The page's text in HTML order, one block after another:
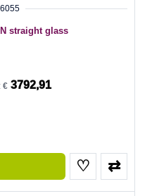
straight glass
€3792,91
♡ ⇄